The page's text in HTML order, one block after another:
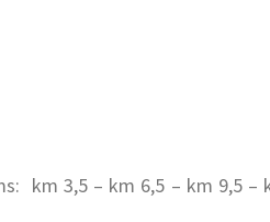
km 3,5 – km 6,5 – km 9,5 –